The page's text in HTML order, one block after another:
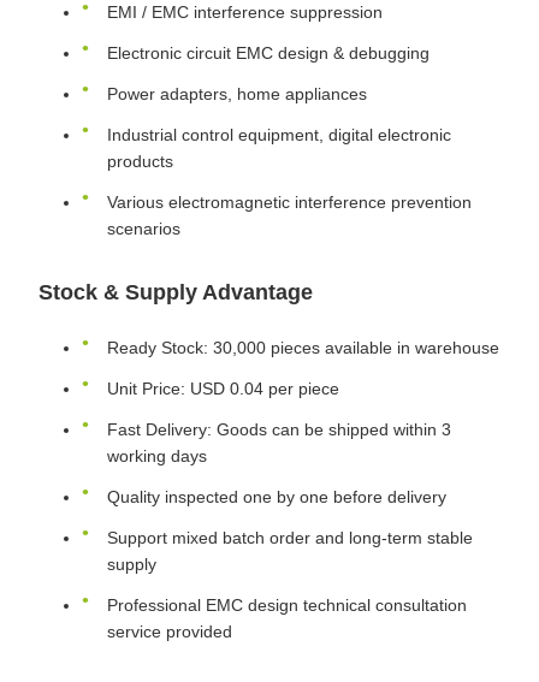
EMI / EMC interference suppression
Electronic circuit EMC design & debugging
Power adapters, home appliances
Industrial control equipment, digital electronic
products
Various electromagnetic interference prevention
scenarios
Stock & Supply Advantage
Ready Stock: 30,000 pieces available in warehouse
Unit Price: USD 0.04 per piece
Fast Delivery: Goods can be shipped within 3
working days
Quality inspected one by one before delivery
Support mixed batch order and long-term stable
supply
Professional EMC design technical consultation
service provided